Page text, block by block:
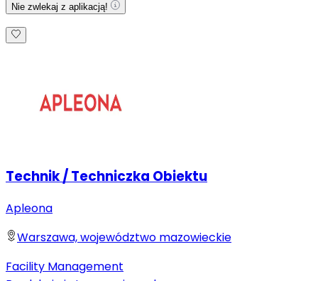
Nie zwlekaj z aplikacją!
Technik / Techniczka Obiektu
Apleona
Warszawa, województwo mazowieckie
Facility Management